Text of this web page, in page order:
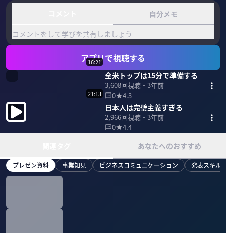
自分メモ
コメントをして学びを共有しましょう
アプリで視聴する
16:21
全米トップは15分で準備する
3,608回視聴・ 3年前
0
4.3
21:13
日本人は完璧主義すぎる
2,966回視聴・ 3年前
0
4.4
あなたへのおすすめ
プレゼン資料 事業知見 ビジネスコミュニケーション 発表スキル